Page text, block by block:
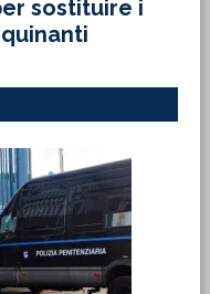
sostituire i